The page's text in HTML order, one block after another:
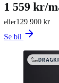
129 900 kr
eller
1 559 kr/
Se bil